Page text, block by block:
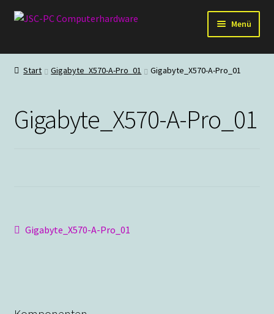
Zur
Zum
Menü
Hardware
Staubschutz
Start Gigabyte_X570-A-Pro_01 Gigabyte_X570-A-Pro_01
Gigabyte_X570-A-Pro_01
Beitragsnavigation
Vorheriger
Gigabyte_X570-A-Pro_01